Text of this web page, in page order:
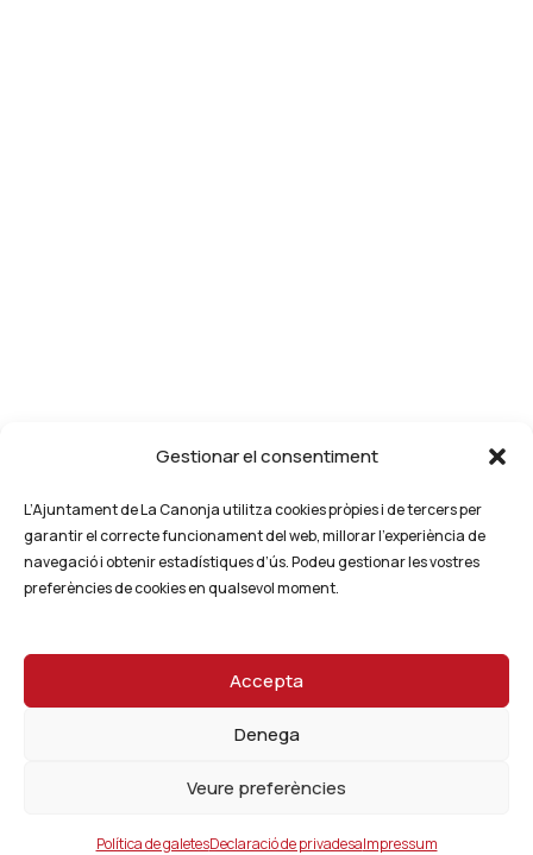
Gestionar el consentiment
L’Ajuntament de La Canonja utilitza cookies pròpies i de tercers per
garantir el correcte funcionament del web, millorar l’experiència de
navegació i obtenir estadístiques d’ús. Podeu gestionar les vostres
preferències de cookies en qualsevol moment.
Accepta
Denega
Veure preferències
Política de galetesDeclaració de privadesaImpressum